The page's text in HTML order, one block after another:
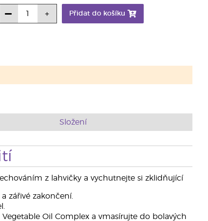
Přidat do košíku
Složení
z lahvičky a vychutnejte si zklidňující
zářivé zakončení.
Oil Complex a vmasírujte do bolavých